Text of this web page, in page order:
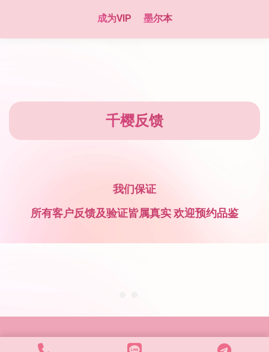
成为VIP 墨尔本
千樱反馈
我们保证
所有客户反馈及验证皆属真实 欢迎预约品鉴